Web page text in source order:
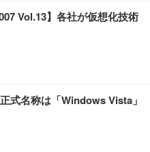
Vol.13】各社が仮想化技術
式名称は「Windows Vista」